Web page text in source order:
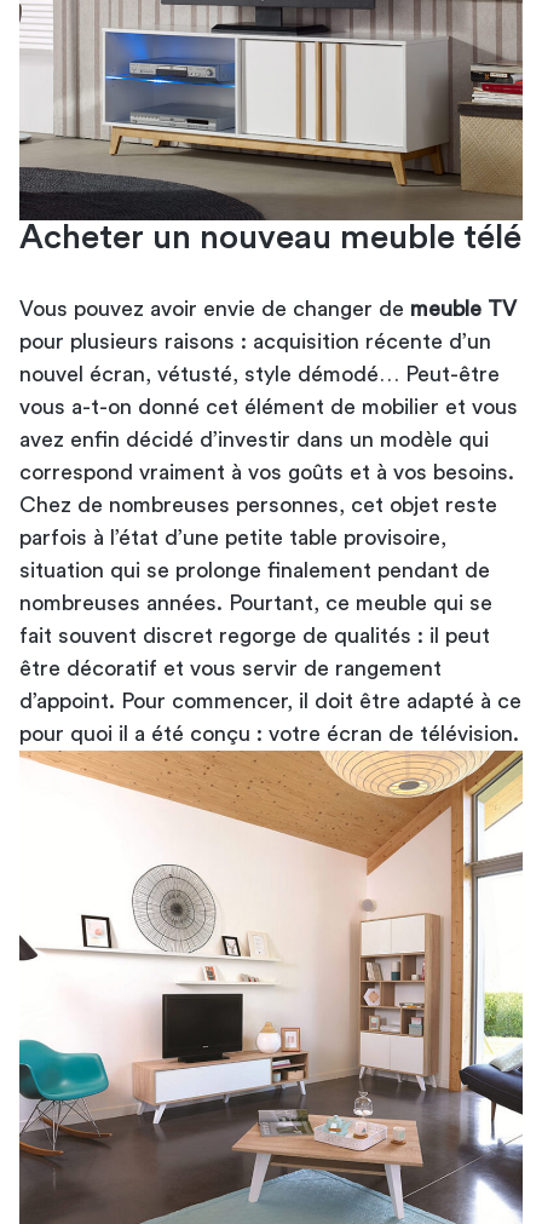
Acheter un nouveau meuble télé
Vous pouvez avoir envie de changer de meuble TV
pour plusieurs raisons : acquisition récente d’un
nouvel écran, vétusté, style démodé… Peut-être
vous a-t-on donné cet élément de mobilier et vous
avez enfin décidé d’investir dans un modèle qui
correspond vraiment à vos goûts et à vos besoins.
Chez de nombreuses personnes, cet objet reste
parfois à l’état d’une petite table provisoire,
situation qui se prolonge finalement pendant de
nombreuses années. Pourtant, ce meuble qui se
fait souvent discret regorge de qualités : il peut
être décoratif et vous servir de rangement
d’appoint. Pour commencer, il doit être adapté à ce
pour quoi il a été conçu : votre écran de télévision.